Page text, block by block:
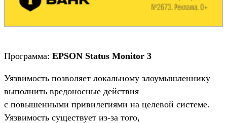
Программа: EPSON Status Monitor 3
Уязвимость позволяет локальному злоумышленнику
выполнить вредоносные действия
с повышенными привилегиями на целевой системе.
Уязвимость существует из-за того,